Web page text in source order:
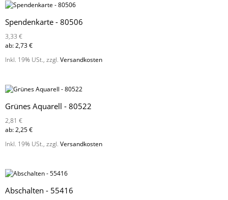
Spendenkarte - 80506
3,33 €
ab:2,73 €
Inkl. 19% USt., zzgl. Versandkosten
Grünes Aquarell - 80522
2,81 €
ab:2,25 €
Inkl. 19% USt., zzgl. Versandkosten
Abschalten - 55416